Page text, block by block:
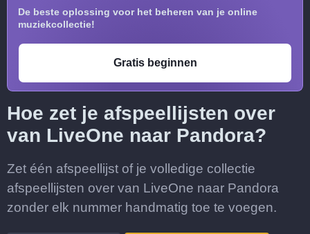
De beste oplossing voor het beheren van je online
muziekcollectie!
Gratis beginnen
Hoe zet je afspeellijsten over
van LiveOne naar Pandora?
Zet één afspeellijst of je volledige collectie
afspeellijsten over van LiveOne naar Pandora
zonder elk nummer handmatig toe te voegen.